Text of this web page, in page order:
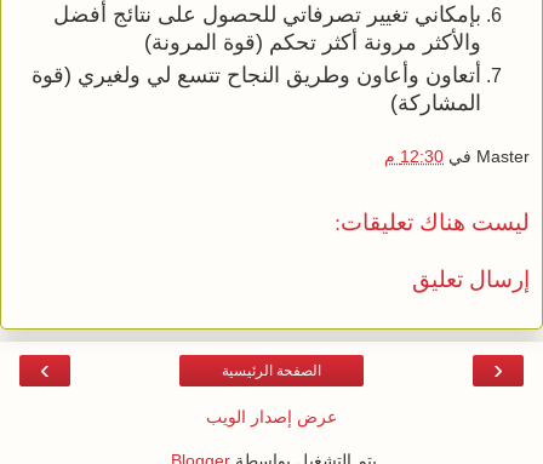
بإمكاني تغيير تصرفاتي للحصول على نتائج أفضل
والأكثر مرونة أكثر تحكم (قوة المرونة)
أتعاون وأعاون وطريق النجاح تتسع لي ولغيري (قوة
المشاركة)
Master في 12:30 م
ليست هناك تعليقات:
إرسال تعليق
‹
› الصفحة الرئيسية
عرض إصدار الويب